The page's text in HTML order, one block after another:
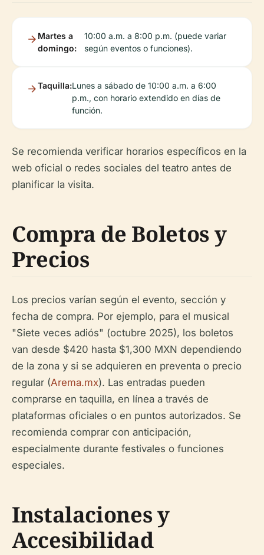
Martes a
domingo:
10:00 a.m. a 8:00 p.m. (puede variar
según eventos o funciones).
Taquilla:Lunes a sábado de 10:00 a.m. a 6:00
p.m., con horario extendido en días de
función.
Se recomienda verificar horarios específicos en la
web oficial o redes sociales del teatro antes de
planificar la visita.
Compra de Boletos y
Precios
Los precios varían según el evento, sección y
fecha de compra. Por ejemplo, para el musical
"Siete veces adiós" (octubre 2025), los boletos
van desde $420 hasta $1,300 MXN dependiendo
de la zona y si se adquieren en preventa o precio
regular (Arema.mx). Las entradas pueden
comprarse en taquilla, en línea a través de
plataformas oficiales o en puntos autorizados. Se
recomienda comprar con anticipación,
especialmente durante festivales o funciones
especiales.
Instalaciones y
Accesibilidad